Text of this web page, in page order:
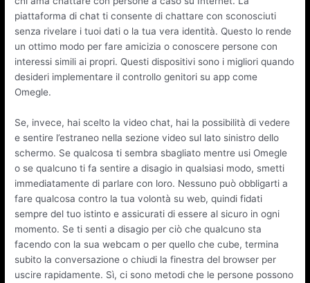
piattaforma di chat ti consente di chattare con sconosciuti
senza rivelare i tuoi dati o la tua vera identità. Questo lo rende
un ottimo modo per fare amicizia o conoscere persone con
interessi simili ai propri. Questi dispositivi sono i migliori quando
desideri implementare il controllo genitori su app come
Omegle.
Se, invece, hai scelto la video chat, hai la possibilità di vedere
e sentire l’estraneo nella sezione video sul lato sinistro dello
schermo. Se qualcosa ti sembra sbagliato mentre usi Omegle
o se qualcuno ti fa sentire a disagio in qualsiasi modo, smetti
immediatamente di parlare con loro. Nessuno può obbligarti a
fare qualcosa contro la tua volontà su web, quindi fidati
sempre del tuo istinto e assicurati di essere al sicuro in ogni
momento. Se ti senti a disagio per ciò che qualcuno sta
facendo con la sua webcam o per quello che cube, termina
subito la conversazione o chiudi la finestra del browser per
uscire rapidamente. Sì, ci sono metodi che le persone possono